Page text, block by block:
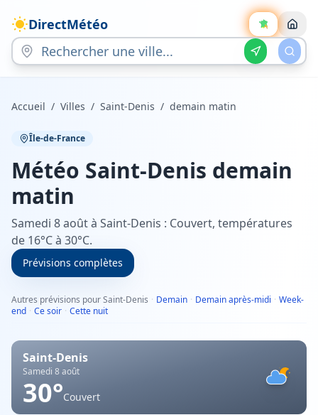
DirectMétéo
Accueil / Villes / Saint-Denis / demain matin
Île-de-France
Météo Saint-Denis demain
matin
Samedi 8 août à Saint-Denis : Couvert, températures
de 16°C à 30°C.
Prévisions complètes
Autres prévisions pour Saint-Denis · Demain · Demain après-midi · Week-
end · Ce soir · Cette nuit
Saint-Denis
Samedi 8 août
30°Couvert